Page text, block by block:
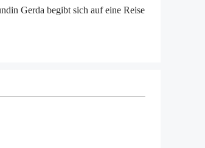
Gerda begibt sich auf eine Reise